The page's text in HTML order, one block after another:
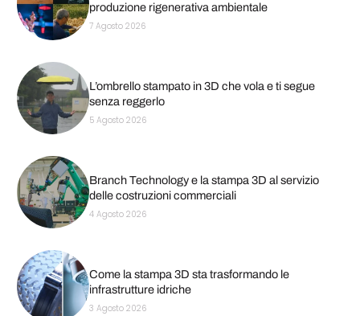
produzione rigenerativa ambientale
7 Agosto 2026
L’ombrello stampato in 3D che vola e ti segue
senza reggerlo
5 Agosto 2026
Branch Technology e la stampa 3D al servizio
delle costruzioni commerciali
4 Agosto 2026
Come la stampa 3D sta trasformando le
infrastrutture idriche
3 Agosto 2026